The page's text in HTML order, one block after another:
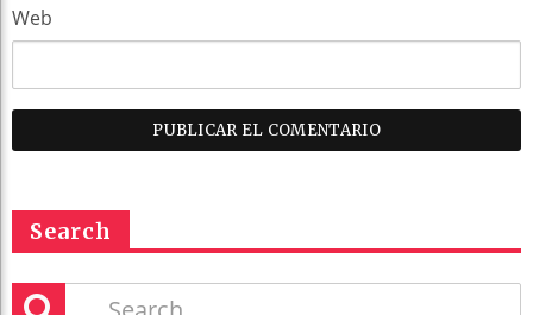
Web
Search